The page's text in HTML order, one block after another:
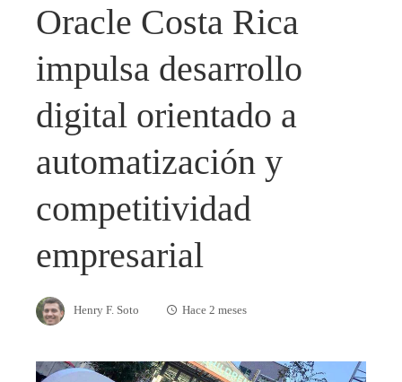
Oracle Costa Rica
impulsa desarrollo
digital orientado a
automatización y
competitividad
empresarial
Henry F. Soto Hace 2 meses